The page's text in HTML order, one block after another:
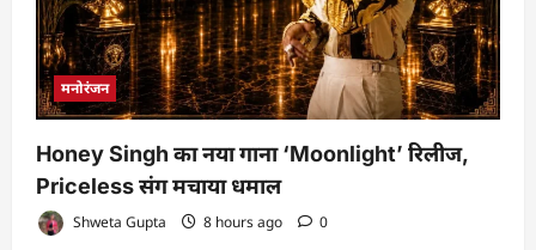
मनोरंजन
Honey Singh का नया गाना ‘Moonlight’ रिलीज,
Priceless संग मचाया धमाल
Shweta Gupta 8 hours ago 0